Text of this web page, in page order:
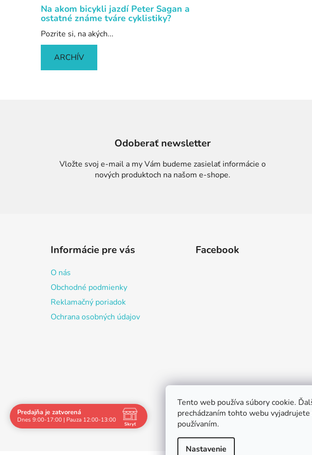
Tento web používa súbory cookie.
prechádzaním tohto webu vyjadrujete
používaním.
Nastavenie
Na akom bicykli jazdí Peter Sagan a
ostatné známe tváre cyklistiky?
Pozrite si, na akých...
ARCHÍV
Odoberať newsletter
Vložte svoj e-mail a my Vám budeme zasielať informácie o
nových produktoch na našom e-shope.
Informácie pre vás
O nás
Obchodné podmienky
Reklamačný poriadok
Ochrana osobných údajov
Facebook
Predajňa je zatvorená
Dnes 9:00-17:00 | Pauza 12:00-13:00
Skryť